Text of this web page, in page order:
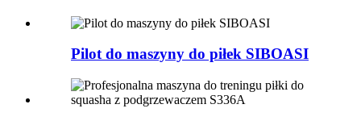
Pilot do maszyny do piłek SIBOASI